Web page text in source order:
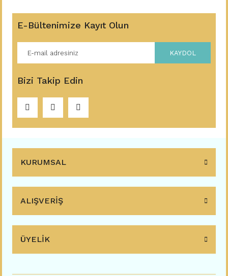
E-Bültenimize Kayıt Olun
KAYDOL
Bizi Takip Edin
KURUMSAL
ALIŞVERİŞ
ÜYELİK